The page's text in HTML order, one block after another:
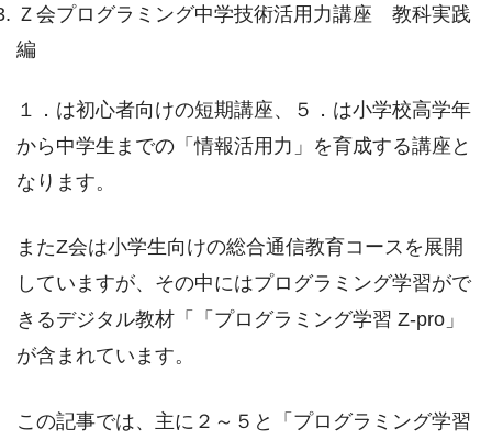
Ｚ会プログラミング中学技術活用力講座 教科実践
編
１．は初心者向けの短期講座、５．は小学校高学年
から中学生までの「情報活用力」を育成する講座と
なります。
またZ会は小学生向けの総合通信教育コースを展開
していますが、その中にはプログラミング学習がで
きるデジタル教材「「プログラミング学習 Z-pro」
が含まれています。
この記事では、主に２～５と「プログラミング学習